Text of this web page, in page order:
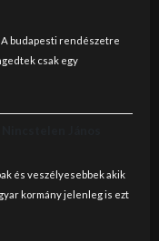
A budapesti rendészetre
csak egy
és veszélyesebbek akik
kormány jelenleg is ezt